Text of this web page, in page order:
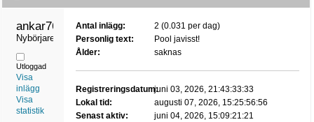
ankar760099
Nybörjare
Utloggad
Visa
inlägg
Visa
statistik
Antal inlägg:
2 (0.031 per dag)
Personlig text:
Pool javisst!
Ålder:
saknas
Registreringsdatum:juni 03, 2026, 21:43:33:33
Lokal tid:
augusti 07, 2026, 15:25:56:56
Senast aktiv:
juni 04, 2026, 15:09:21:21